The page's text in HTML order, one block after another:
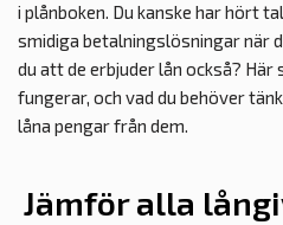
i plånboken. Du kanske har hört
smidiga betalningslösningar när
du att de erbjuder lån också? Här
fungerar, och vad du behöver
låna pengar från dem.
Jämför alla